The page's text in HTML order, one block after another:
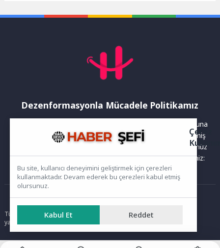
Dezenformasyonla Mücadele Politikamız
Yayınlanan haberler doğruluk ilkesi gözetilerek hazırlanır. Buna
rağmen bazı içeriklerde eksik, hatalı veya güncelliğini yitirmiş
bilgiler bulunabilir.Yanlış veya yanıltıcı olduğunu düşündüğünüz
haberleri aşağıdaki iletişim kanallarından bize bildirebilirsiniz:
Ana Sayfa
Tüm hakları saklıdır. Sitede yer alan içerikler izinsiz kopyalanamaz,
yayımlanamaz ve kullanılamaz.
Çerez
Bu site, kullanıcı deneyimini geliştirmek için çerezleri
kullanmaktadır. Devam ederek bu çerezleri kabul etmiş
olursunuz.
Kabul Et Reddet